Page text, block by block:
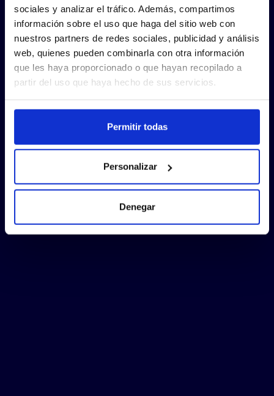
sociales y analizar el tráfico. Además, compartimos
información sobre el uso que haga del sitio web con
nuestros partners de redes sociales, publicidad y análisis
web, quienes pueden combinarla con otra información
que les haya proporcionado o que hayan recopilado a
partir del uso que haya hecho de sus servicios.
Permitir todas
Personalizar
Denegar